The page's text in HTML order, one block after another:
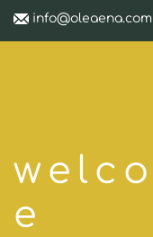
info@oleaena.com
w e l c
e